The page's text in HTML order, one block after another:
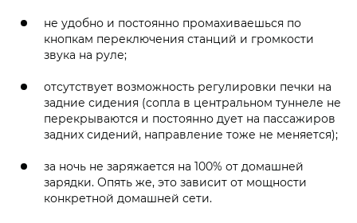
не удобно и постоянно промахиваешься по
кнопкам переключения станций и громкости
звука на руле;
отсутствует возможность регулировки печки на
задние сидения (сопла в центральном туннеле не
перекрываются и постоянно дует на пассажиров
задних сидений, направление тоже не меняется);
за ночь не заряжается на 100% от домашней
зарядки. Опять же, это зависит от мощности
конкретной домашней сети.